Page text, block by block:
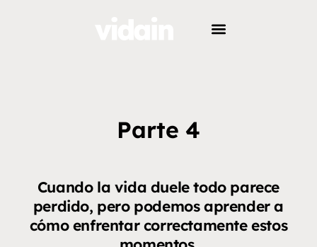
Parte 4
Cuando la vida duele todo parece
perdido, pero podemos aprender a
cómo enfrentar correctamente estos